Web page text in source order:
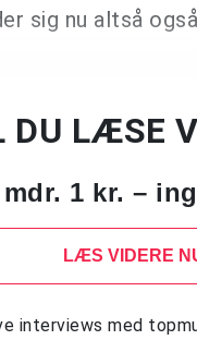
sig nu altså
DU LÆSE
1 kr. –
LÆS VIDERE
interviews med